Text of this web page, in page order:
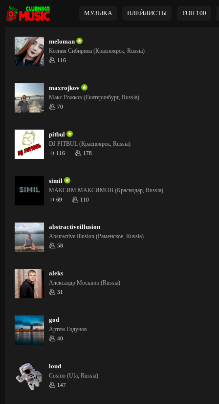
МУЗЫКА ПЛЕЙЛИСТЫ ТОП 100
meloman
Ксения Сибирина (Красноярск, Russia)
116
maxrojkov
Макс Рожков (Екатеринбург, Russia)
70
pitbul
DJ PITBUL (Красноярск, Russia)
116 178
simil
МАКСИМ МАКСИМОВ (Краснодар, Russia)
69 110
abstractiveillusion
Abstractive Illusion (Раменское, Russia)
58
aleks
Александр Москвин (Russia)
31
god
Артем Годунов
40
loud
Cosmo (Ufa, Russia)
147